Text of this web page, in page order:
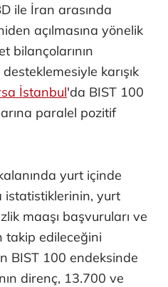
ile İran arasında
açılmasına yönelik
bilançolarının
karışık
İstanbul'da BIST 100
paralel pozitif
yurt içinde
istatistiklerinin, yurt
maaşı başvuruları ve
takip edileceğini
BIST 100 endeksinde
direnç, 13.700 ve